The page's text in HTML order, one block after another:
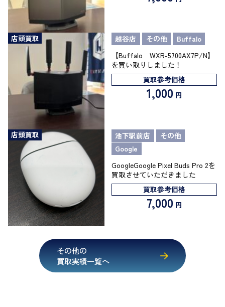
店頭買取 越谷店 その他
Buffalo
【Buffalo WXR-5700AX7P/N】
を買い取りしました！
買取参考価格
1,000 円
店頭買取 池下駅前店
その他
Google
GoogleGoogle Pixel Buds Pro 2を
買取させていただきました
買取参考価格
7,000 円
その他の
買取実績一覧へ